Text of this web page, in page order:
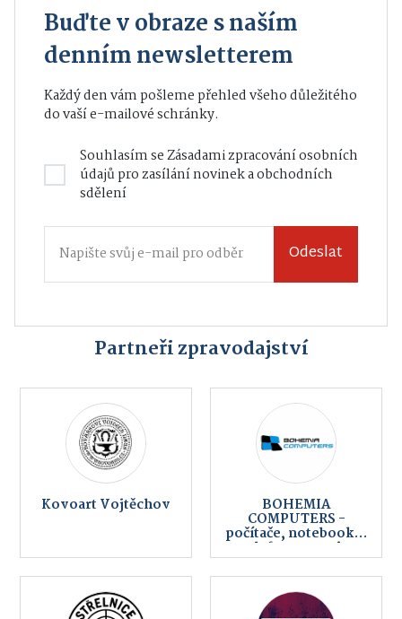
Buďte v obraze s naším
denním newsletterem
Každý den vám pošleme přehled všeho důležitého
do vaší e-mailové schránky.
Souhlasím seZásadami zpracování osobních
údajůpro zasílání novinek a obchodních
sdělení
Odeslat
Partneři zpravodajství
Kovoart Vojtěchov BOHEMIA
COMPUTERS -
počítače, notebooky,
telefony, servis,
internet